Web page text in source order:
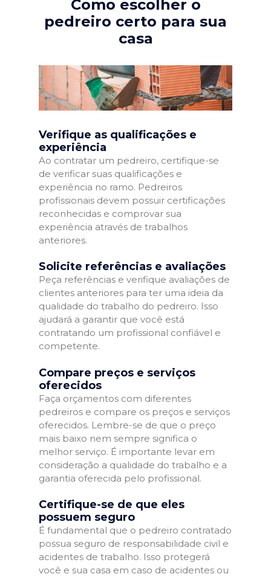
Como escolher o
pedreiro certo para sua
casa
Verifique as qualificações e
experiência
Ao contratar um pedreiro, certifique-se
de verificar suas qualificações e
experiência no ramo. Pedreiros
profissionais devem possuir certificações
reconhecidas e comprovar sua
experiência através de trabalhos
anteriores.
Solicite referências e avaliações
Peça referências e verifique avaliações de
clientes anteriores para ter uma ideia da
qualidade do trabalho do pedreiro. Isso
ajudará a garantir que você está
contratando um profissional confiável e
competente.
Compare preços e serviços
oferecidos
Faça orçamentos com diferentes
pedreiros e compare os preços e serviços
oferecidos. Lembre-se de que o preço
mais baixo nem sempre significa o
melhor serviço. É importante levar em
consideração a qualidade do trabalho e a
garantia oferecida pelo profissional.
Certifique-se de que eles
possuem seguro
É fundamental que o pedreiro contratado
possua seguro de responsabilidade civil e
acidentes de trabalho. Isso protegerá
você e sua casa em caso de acidentes ou